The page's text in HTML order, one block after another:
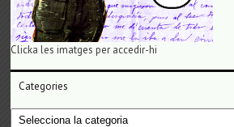
Clicka les imatges per accedir-hi
Categories
Categories